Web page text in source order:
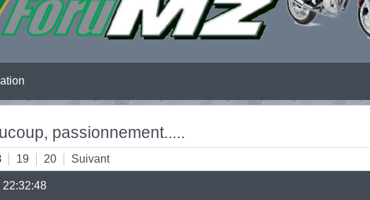
passionnement.....
19 20 Suivant
22:32:48